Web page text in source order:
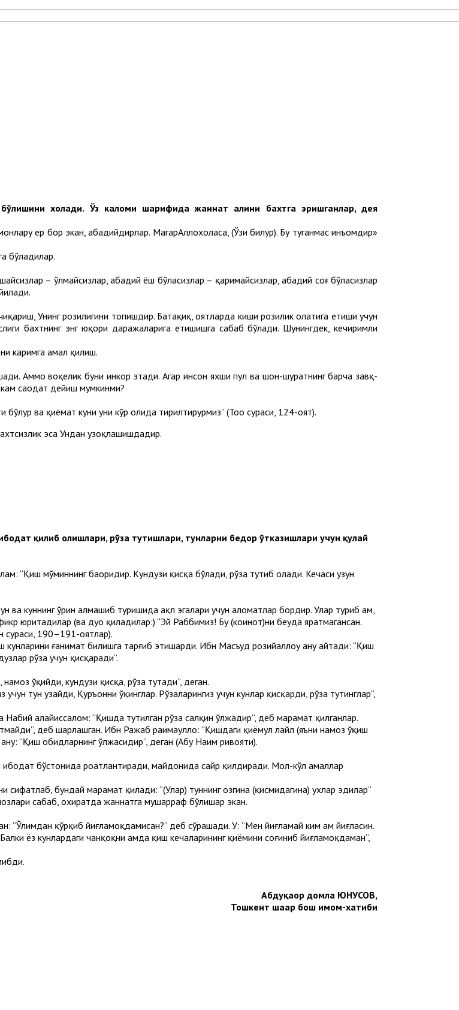
хоҳлади. Ўз каломи шарифида жаннат аҳлини бахтга эришганлар, дея
ер бор экан, абадийдирлар. МагарАллоҳхоҳласа, (Ўзи билур). Бу туганмас инъомдир»
бўладилар.
– ўлмайсизлар, абадий ёш бўласизлар – қаримайсизлар, абадий соғ бўласизлар
Унинг розилигини топишдир. Батаҳқиқ, оятларда киши розилик ҳолатига етиши учун
бахтнинг энг юқори даражаларига етишишга сабаб бўлади. Шунингдек, кечиримли
каримга амал қилиш.
Аммо воқелик буни инкор этади. Агар инсон яхши пул ва шон-шуҳратнинг барча завқ-
саодат дейиш мумкинми?
ва қиёмат куни уни кўр ҳолида тирилтирурмиз” (Тоҳо сураси, 124-оят).
эса Ундан узоқлашишдадир.
қилиб олишлари, рўза тутишлари, тунларни бедор ўтказишлари учун қулай
“Қиш мўминнинг баҳоридир. Кундузи қисқа бўлади, рўза тутиб олади. Кечаси узун
куннинг ўрин алмашиб туришида ақл эгалари учун аломатлар бордир. Улар туриб ҳам,
юритадилар (ва дуо қиладилар:) “Эй Раббимиз! Бу (коинот)ни беҳуда яратмагансан.
сураси, 190–191-оятлар).
ғанимат билишга тарғиб этишарди. Ибн Масъуд розийаллоҳу анҳу айтади: “Қиш
рўза учун қисқаради”.
ўқийди, кундузи қисқа, рўза тутади”, деган.
тун узайди, Қуръонни ўқинглар. Рўзаларингиз учун кунлар қисқарди, рўза тутинглар”,
алайҳиссалом: “Қишда тутилган рўза салқин ўлжадир”, деб марҳамат қилганлар.
деб шарҳлашган. Ибн Ражаб раҳимаҳуллоҳ: “Қишдаги қиёмул лайл (яъни намоз ўқиш
“Қиш обидларнинг ўлжасидир”, деган (Абу Наим ривояти).
бўстонида роҳатлантиради, майдонида сайр қилдиради. Мол-кўл амаллар
бундай марҳамат қилади: “(Улар) туннинг озгина (қисмидагина) ухлар эдилар”
сабаб, охиратда жаннатга мушарраф бўлишар экан.
қўрқиб йиғламоқдамисан?” деб сўрашади. У: “Мен йиғламай ким ҳам йиғласин.
ёз кунлардаги чанқоқни ҳамда қиш кечаларининг қиёмини соғиниб йиғламоқдаман”,
Абдуқаҳҳор домла ЮНУСОВ,
Тошкент шаҳар бош имом-хатиби